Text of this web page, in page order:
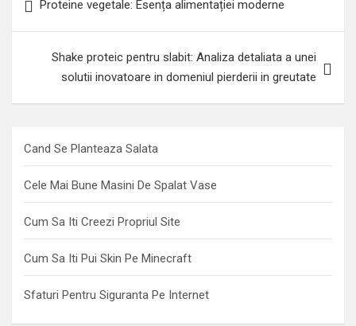
Proteine vegetale: Esența alimentației moderne
Shake proteic pentru slabit: Analiza detaliata a unei
solutii inovatoare in domeniul pierderii in greutate
Cand Se Planteaza Salata
Cele Mai Bune Masini De Spalat Vase
Cum Sa Iti Creezi Propriul Site
Cum Sa Iti Pui Skin Pe Minecraft
Sfaturi Pentru Siguranta Pe Internet